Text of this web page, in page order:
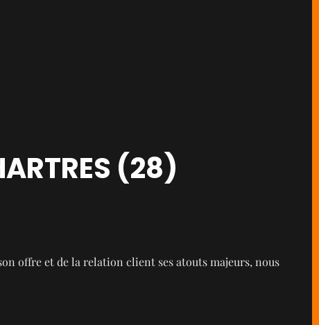
(28)
offre et de la relation client ses atouts majeurs, nous